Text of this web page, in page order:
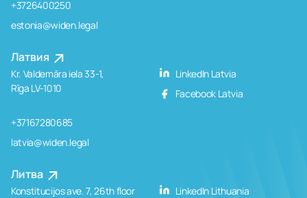
+3726400250
estonia@widen.legal
Латвия
Kr. Valdemāra iela 33-1,
Rīga LV-1010
+37167280685
latvia@widen.legal
LinkedIn Latvia
Facebook Latvia
Литва
Konstitucijos ave. 7, 26th floor
LinkedIn Lithuania